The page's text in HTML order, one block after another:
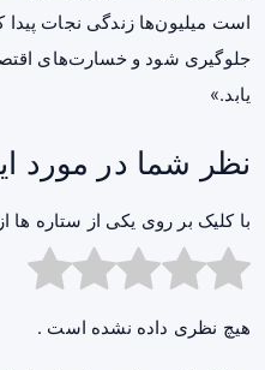
است میلیون‌ها زندگی نجات پیدا
جلوگیری شود و خسارت‌های
یابد.»
نظر شما در
با کلیک بر روی یکی از ستاره ها از ۱ تا ۵ امتیاز دهید :
هیچ نظری داده نشده است .